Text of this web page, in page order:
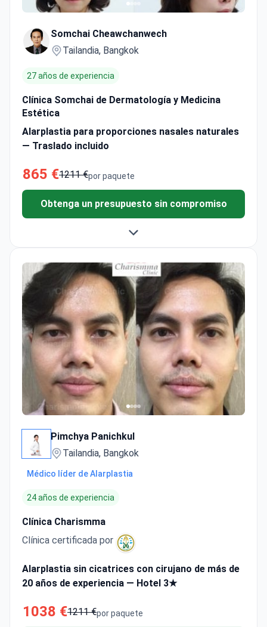
Somchai Cheawchanwech
Tailandia, Bangkok
27 años de experiencia
Clínica Somchai de Dermatología y Medicina
Estética
Alarplastia para proporciones nasales naturales
— Traslado incluido
por paquete
1211 €
865 €
Obtenga un presupuesto sin compromiso
Pimchya Panichkul
Tailandia, Bangkok
Médico líder de Alarplastia
24 años de experiencia
Clínica Charismma
Clínica certificada por
Alarplastia sin cicatrices con cirujano de más de
20 años de experiencia — Hotel 3★
por paquete
1211 €
1038 €